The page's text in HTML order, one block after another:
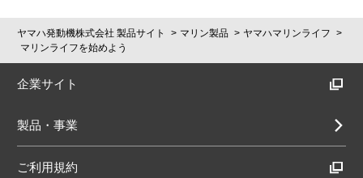
ヤマハ発動機株式会社 製品サイト マリン製品
ヤマハマリンライフ
マリンライフを始めよう
企業サイト
製品・事業
ご利用規約